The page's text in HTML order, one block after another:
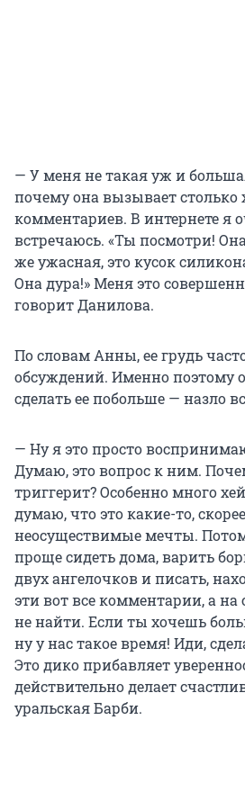
— У меня не такая уж и
почему она вызывает столько
комментариев. В интернете я
встречаюсь. «Ты посмотри!
же ужасная, это кусок
Она дура!» Меня это
говорит Данилова.
По словам Анны, ее грудь
обсуждений. Именно поэтому
сделать ее побольше — назло
— Ну я это просто
Думаю, это вопрос к ним.
триггерит? Особенно много
думаю, что это какие-то,
неосуществимые мечты.
проще сидеть дома, варить
двух ангелочков и писать,
эти вот все комментарии, а на
не найти. Если ты хочешь
ну у нас такое время! Иди,
Это дико прибавляет
действительно делает
уральская Барби.